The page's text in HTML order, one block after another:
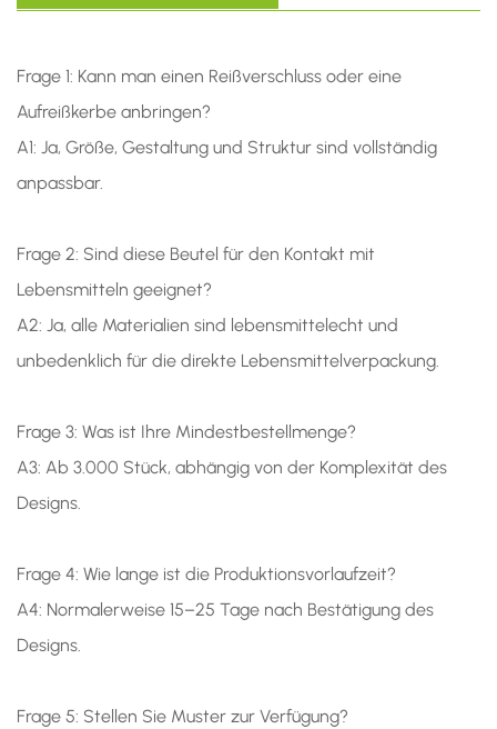
Frage 1: Kann man einen Reißverschluss oder eine
Aufreißkerbe anbringen?
A1: Ja, Größe, Gestaltung und Struktur sind vollständig
anpassbar.
Frage 2: Sind diese Beutel für den Kontakt mit
Lebensmitteln geeignet?
A2: Ja, alle Materialien sind lebensmittelecht und
unbedenklich für die direkte Lebensmittelverpackung.
Frage 3: Was ist Ihre Mindestbestellmenge?
A3: Ab 3.000 Stück, abhängig von der Komplexität des
Designs.
Frage 4: Wie lange ist die Produktionsvorlaufzeit?
A4: Normalerweise 15–25 Tage nach Bestätigung des
Designs.
Frage 5: Stellen Sie Muster zur Verfügung?